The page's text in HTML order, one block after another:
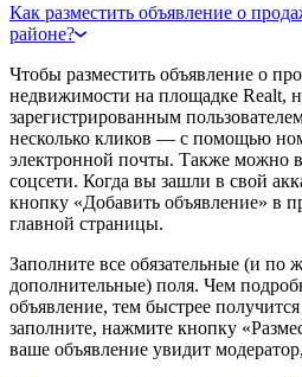
Как разместить объявление о
районе?
Чтобы разместить объявление о
недвижимости на площадке Realt,
зарегистрированным
несколько кликов — с помощью
электронной почты. Также можно
соцсети. Когда вы зашли в свой
кнопку «Добавить объявление» в
главной страницы.
Заполните все обязательные (и
дополнительные) поля. Чем
объявление, тем быстрее
заполните, нажмите кнопку
ваше объявление увидит